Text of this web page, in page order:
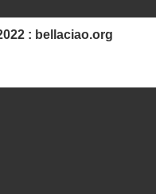
: bellaciao.org